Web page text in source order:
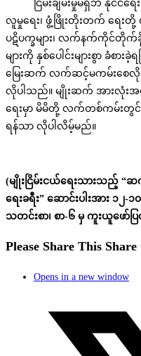
ငြိမ်းချမ်းမှုမရှိဘဲ နိုင်ငံရေး၊ စီ
လူမှုရေး၊ ဖွံ့ဖြိုးတိုးတက် ရေးတို့
ပဋိပက္ခများ၊ လက်နက်ကိုင်တိုက်
များကို နှစ်ပေါင်းများစွာ ခံစာ
မြေးဆက် လက်ဆင့်မကမ်းစေလိုပ
လိုပါသည်။ မျိုးဆက် အားလုံး
ရေးမှာ မိမိတို့ လက်တစ်ကမ်းတွ
ရန်သာ လိုပါလိမ့်မည်။
(မျိုးငြိမ်းငယ်ရေးသားသည့် “
ရေးခရီး” ဆောင်းပါးအား ၁
သတင်းစာ၊ စာ-၆ မှ ကူးယူဖော်ပြ
Please Share This
Opens in a new window